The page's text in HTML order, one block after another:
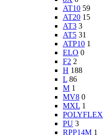
AT10 59
AT20 15
AT3 3
AT5 31
ATP10 1
ELO 0
F2 2
H 188
L 86
M 1
MV8 0
MXL 1
POLYFLEX
PU 3
RPP14M 1